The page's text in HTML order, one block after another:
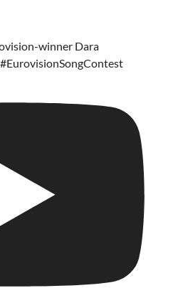
winner Dara